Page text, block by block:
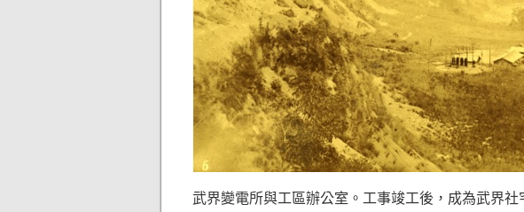
武界變電所與工區辦公室。工事竣工後，成為武界